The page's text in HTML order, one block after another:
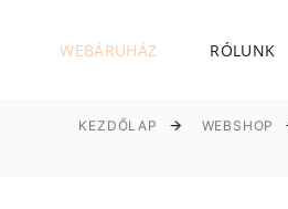
WEBÁRUHÁZ RÓLUNK
KEZDŐLAP WEBSHOP